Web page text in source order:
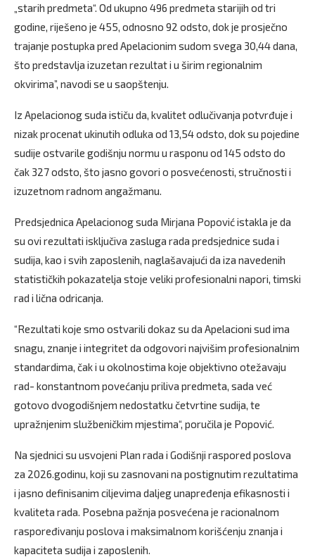
„starih predmeta“. Od ukupno 496 predmeta starijih od tri
godine, riješeno je 455, odnosno 92 odsto, dok je prosječno
trajanje postupka pred Apelacionim sudom svega 30,44 dana,
što predstavlja izuzetan rezultat i u širim regionalnim
okvirima”, navodi se u saopštenju.
Iz Apelacionog suda ističu da, kvalitet odlučivanja potvrđuje i
nizak procenat ukinutih odluka od 13,54 odsto, dok su pojedine
sudije ostvarile godišnju normu u rasponu od 145 odsto do
čak 327 odsto, što jasno govori o posvećenosti, stručnosti i
izuzetnom radnom angažmanu.
Predsjednica Apelacionog suda Mirjana Popović istakla je da
su ovi rezultati isključiva zasluga rada predsjednice suda i
sudija, kao i svih zaposlenih, naglašavajući da iza navedenih
statističkih pokazatelja stoje veliki profesionalni napori, timski
rad i lična odricanja.
“Rezultati koje smo ostvarili dokaz su da Apelacioni sud ima
snagu, znanje i integritet da odgovori najvišim profesionalnim
standardima, čak i u okolnostima koje objektivno otežavaju
rad- konstantnom povećanju priliva predmeta, sada već
gotovo dvogodišnjem nedostatku četvrtine sudija, te
upražnjenim službeničkim mjestima“, poručila je Popović.
Na sjednici su usvojeni Plan rada i Godišnji raspored poslova
za 2026.godinu, koji su zasnovani na postignutim rezultatima
i jasno definisanim ciljevima daljeg unapređenja efikasnosti i
kvaliteta rada. Posebna pažnja posvećena je racionalnom
raspoređivanju poslova i maksimalnom korišćenju znanja i
kapaciteta sudija i zaposlenih.